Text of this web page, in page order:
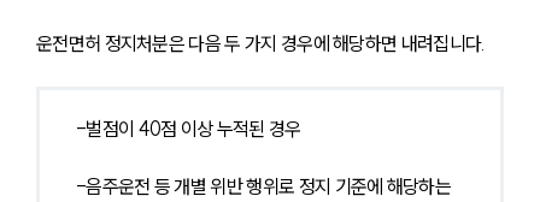
운전면허 정지처분은 다음 두 가지 경우에 해당하면 내려집니다.
-벌점이 40점 이상 누적된 경우
-음주운전 등 개별 위반 행위로 정지 기준에 해당하는